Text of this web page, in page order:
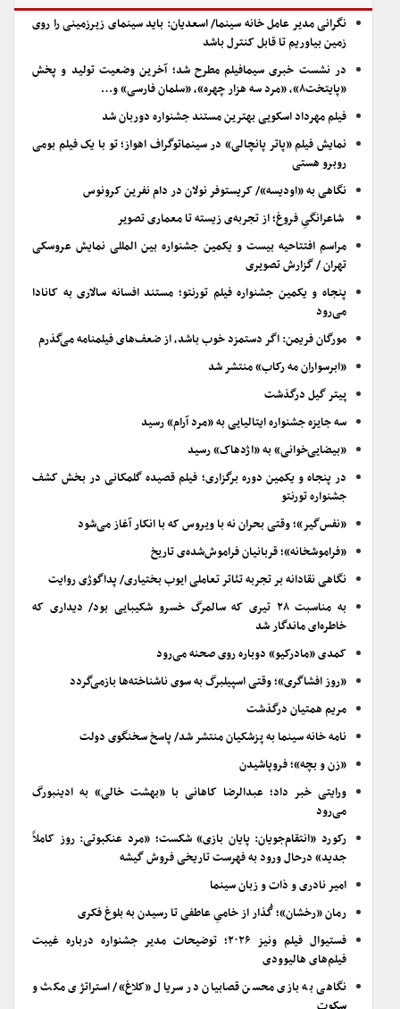
نگرانی مدیر عامل خانه سینما/ اسعدیان: باید سینمای زیرزمینی را روی
زمین بیاوریم تا قابل کنترل باشد
در نشست خبری سیمافیلم مطرح شد؛ آخرین وضعیت تولید و پخش
«پایتخت۸»، «مرد سه هزار چهره»، «سلمان فارسی» و…
فیلم مهرداد اسکویی بهترین مستند جشنواره دوربان شد
نمایش فیلم «پاتر پانچالی» در سینماتوگراف اهواز؛ تو با یک فیلم بومی
روبرو هستی
نگاهی به «اودیسه»/ کریستوفر نولان در دام نفرین کرونوس
شاعرانگیِ فروغ؛ از تجربه‌ی زیسته تا معماری تصویر
مراسم افتتاحیه بیست و یکمین جشنواره بین المللی نمایش عروسکی
تهران / گزارش تصویری
پنجاه و یکمین جشنواره فیلم تورنتو؛ مستند افسانه سالاری به کانادا
می‌رود
مورگان فریمن: اگر دستمزد خوب باشد، از ضعف‌های فیلمنامه می‌گذرم
«ابرسواران مه رکاب» منتشر شد
پیتر گیل درگذشت
سه جایزه جشنواره ایتالیایی به «مرد آرام» رسید
«بیضایی‌خوانی» به «اژدهاک» رسید
در پنجاه و یکمین دوره برگزاری؛ فیلم قصیده گلمکانی در بخش کشف
جشنواره تورنتو
«نفس‌گیر»؛ وقتی بحران نه با ویروس که با انکار آغاز می‌شود
«فراموشخانه»؛ قربانیان فراموش‌شده‌ی تاریخ
نگاهی نقادانه بر تجربه تئاتر تعاملی ایوب بختیاری/ پداگوژی روایت
به مناسبت ۲۸ تیری که سالمرگ خسرو شکیبایی بود/ دیداری که
خاطره‌ای ماندگار شد
کمدی «مادرکیو» دوباره روی صحنه می‌رود
«روز افشاگری»؛ وقتی اسپیلبرگ به سوی ناشناخته‌ها بازمی‌گردد
مریم همتیان درگذشت
نامه خانه سینما به پزشکیان منتشر شد/ پاسخ سخنگوی دولت
«زن و بچه»؛ فروپاشیدن
ورایتی خبر داد؛ عبدالرضا کاهانی با «بهشت خالی» به ادینبورگ
می‌رود
رکورد «انتقام‌جویان: پایان بازی» شکست؛ «مرد عنکبوتی: روز کاملاً
جدید» درحال ورود به فهرست تاریخی فروش گیشه
امیر نادری و ذات و زبان سینما
رمان «رخشان»؛ گُذار از خامیِ عاطفی تا رسیدن به بلوغ فکری
فستیوال فیلم ونیز ۲۰۲۶؛ توضیحات مدیر جشنواره درباره غیبت
فیلم‌های هالیوودی
نگاهی به بازی محسن قصابیان در سریال «کلاغ»/ استراتژی مکث و